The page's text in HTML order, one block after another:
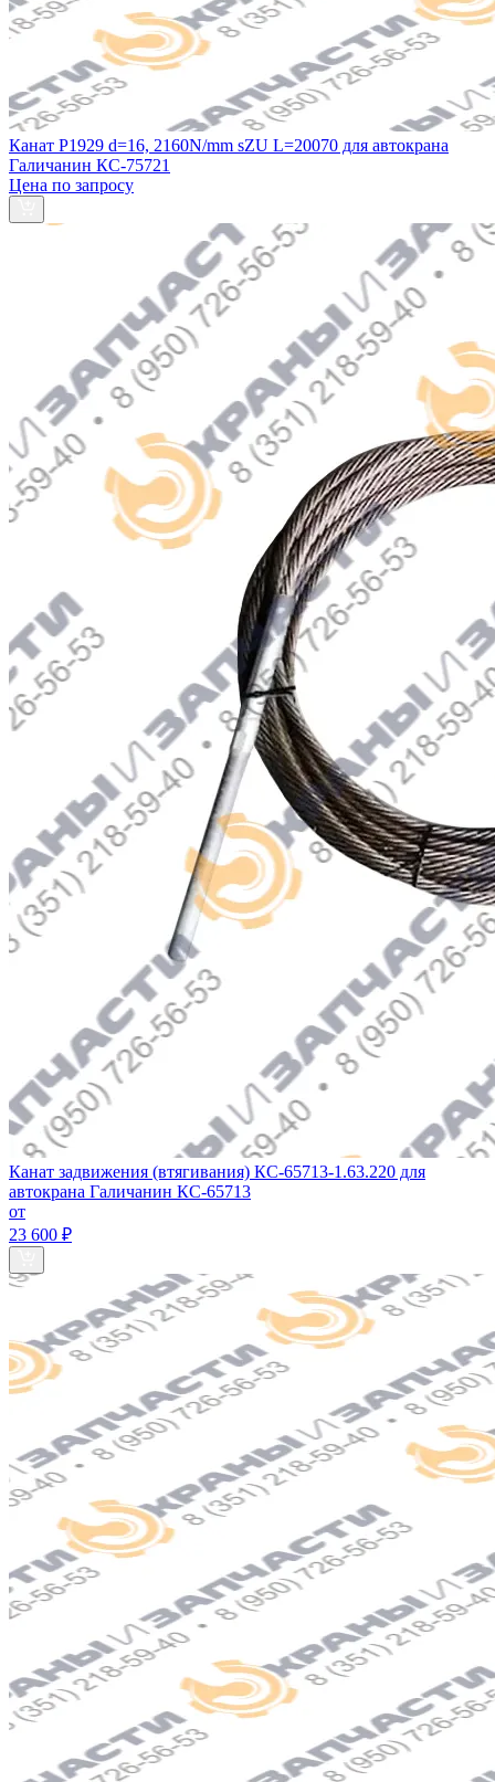
Канат P1929 d=16, 2160N/mm sZU L=20070 для автокрана
Галичанин КС-75721
Цена по запросу
Канат задвижения (втягивания) КС-65713-1.63.220 для
автокрана Галичанин КС-65713
от
23 600 ₽